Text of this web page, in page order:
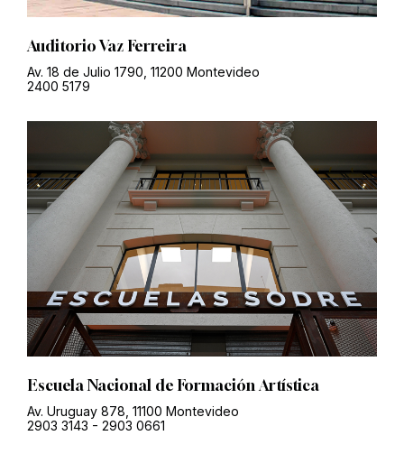
Auditorio Vaz Ferreira
Av. 18 de Julio 1790, 11200 Montevideo
2400 5179
Escuela Nacional de Formación Artística
Av. Uruguay 878, 11100 Montevideo
2903 3143 - 2903 0661